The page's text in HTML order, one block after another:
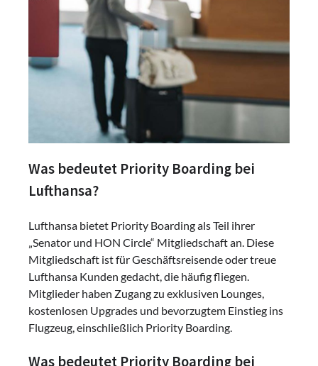
Was bedeutet Priority Boarding bei
Lufthansa?
Lufthansa bietet Priority Boarding als Teil ihrer
„Senator und HON Circle“ Mitgliedschaft an. Diese
Mitgliedschaft ist für Geschäftsreisende oder treue
Lufthansa Kunden gedacht, die häufig fliegen.
Mitglieder haben Zugang zu exklusiven Lounges,
kostenlosen Upgrades und bevorzugtem Einstieg ins
Flugzeug, einschließlich Priority Boarding.
Was bedeutet Priority Boarding bei